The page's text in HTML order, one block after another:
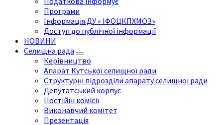
Програми
Інформація ДУ « ІФОЦКПХМОЗ»
Доступ до публічної інформації
НОВИНИ
Селищна рада
Керівництво
Апарат Кутської селищної ради
Структурні підрозділи апарату селищної ради
Депутатський корпус
Постійні комісії
Виконавчий комітет
Презентація